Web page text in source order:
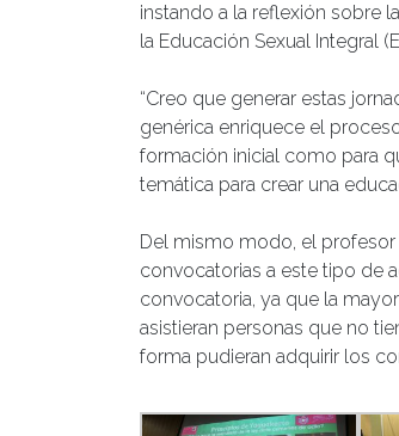
instando a la reflexión sobre
la Educación Sexual Integral
“Creo que generar estas
genérica enriquece el
formación inicial como para
temática para crear una
Del mismo modo, el
convocatorias a este tipo de
convocatoria, ya que la
asistieran personas que no
forma pudieran adquirir los